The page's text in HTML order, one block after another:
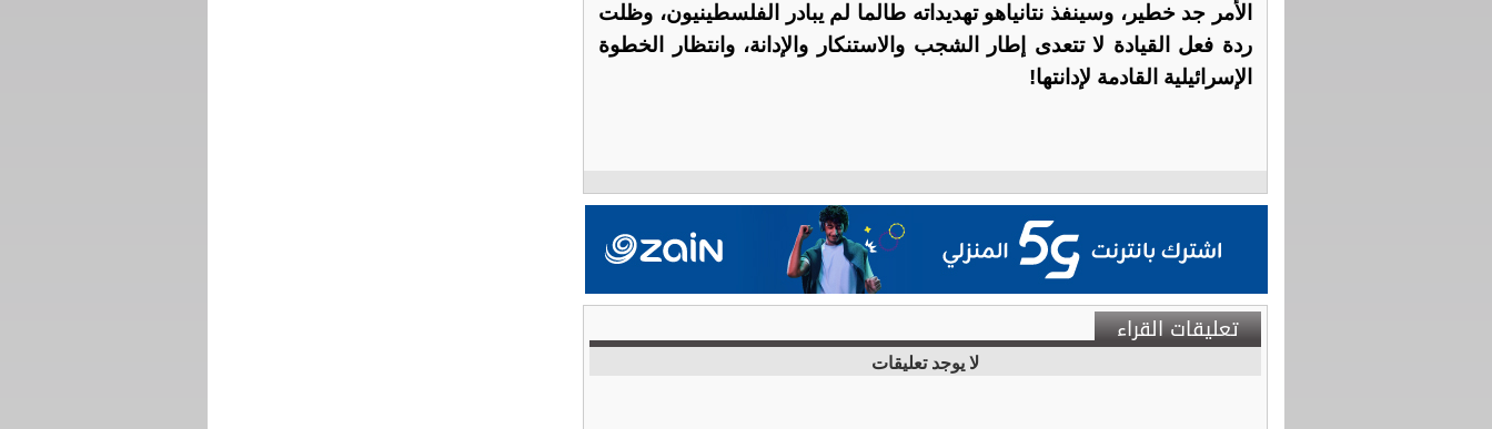
الأمر جد خطير، وسينفذ نتانياهو تهديداته طالما لم يبادر الفلسطينيون، وظلت
ردة فعل القيادة لا تتعدى إطار الشجب والاستنكار والإدانة، وانتظار الخطوة
الإسرائيلية القادمة لإدانتها!
تعليقات القراء
لا يوجد تعليقات